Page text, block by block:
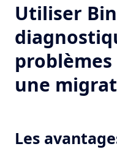
Utiliser
une
Les